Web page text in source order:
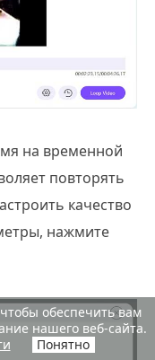
на временной
повторять
качество
нажмите
обеспечить вам
нашего веб-сайта.
Понятно